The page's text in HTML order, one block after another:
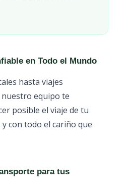
en Todo el Mundo
hasta viajes
equipo te
posible el viaje de tu
con todo el cariño que
para tus